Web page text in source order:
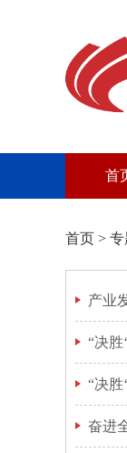
首
首页 > 专
产业
奋进